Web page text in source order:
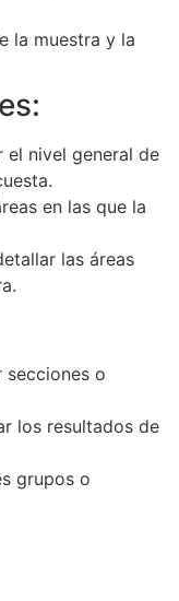
la muestra y la
el nivel general de
en las que la
las áreas
secciones o
los resultados de
grupos o